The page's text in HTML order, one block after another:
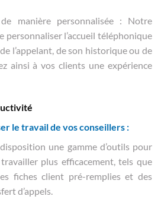
manière personnalisée : Notre
personnaliser l’accueil téléphonique
l’appelant, de son historique ou de
ainsi à vos clients une expérience
le travail de vos conseillers :
une gamme d’outils pour
plus efficacement, tels que
fiches client pré-remplies et des
d’appels.